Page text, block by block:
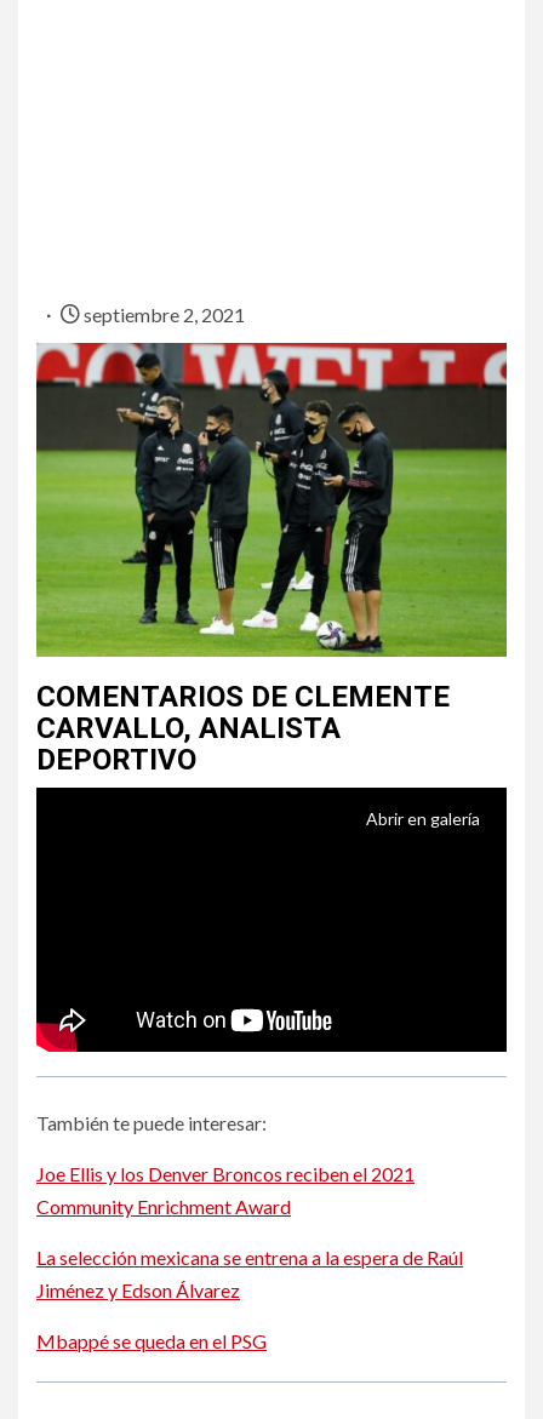
septiembre 2, 2021
COMENTARIOS DE CLEMENTE
CARVALLO, ANALISTA
DEPORTIVO
Abrir en galería
También te puede interesar:
Joe Ellis y los Denver Broncos reciben el 2021
Community Enrichment Award
La selección mexicana se entrena a la espera de Raúl
Jiménez y Edson Álvarez
Mbappé se queda en el PSG